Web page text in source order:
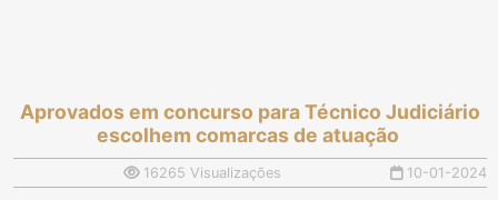
Aprovados em concurso para Técnico Judiciário
escolhem comarcas de atuação
16265 Visualizações 10-01-2024